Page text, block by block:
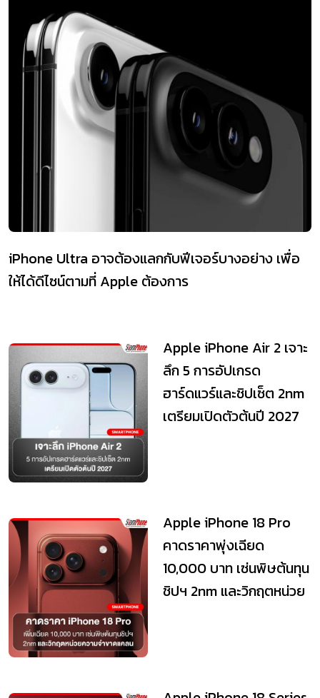
iPhone Ultra อาจต้องแลกกับฟีเจอร์บางอย่าง เพื่อ
ให้ได้ดีไซน์ตามที่ Apple ต้องการ
Apple iPhone Air 2 เจาะ
ลึก 5 การอัปเกรด
ฮาร์ดแวร์และชิปเซ็ต 2nm
เตรียมเปิดตัวต้นปี 2027
Apple iPhone 18 Pro
คาดราคาพุ่งเฉียด
10,000 บาท เซ่นพิษต้นทุน
ชิปฯ 2nm และวิกฤตหน่วย